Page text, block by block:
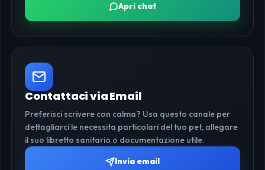
Apri chat
Contattaci via Email
Preferisci scrivere con calma? Usa questo canale per
dettagliarci le necessita particolari del tuo pet, allegare
il suo libretto sanitario o documentazione utile.
Invia email